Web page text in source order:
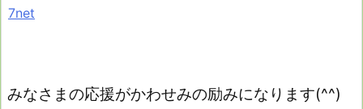
7net
みなさまの応援がかわせみの励みになります(^^)